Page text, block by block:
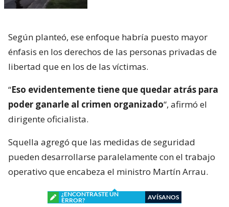
Según planteó, ese enfoque habría puesto mayor
énfasis en los derechos de las personas privadas de
libertad que en los de las víctimas.
“Eso evidentemente tiene que quedar atrás para
poder ganarle al crimen organizado“, afirmó el
dirigente oficialista.
Squella agregó que las medidas de seguridad
pueden desarrollarse paralelamente con el trabajo
operativo que encabeza el ministro Martín Arrau.
¿ENCONTRASTE UN
ERROR?
AVÍSANOS